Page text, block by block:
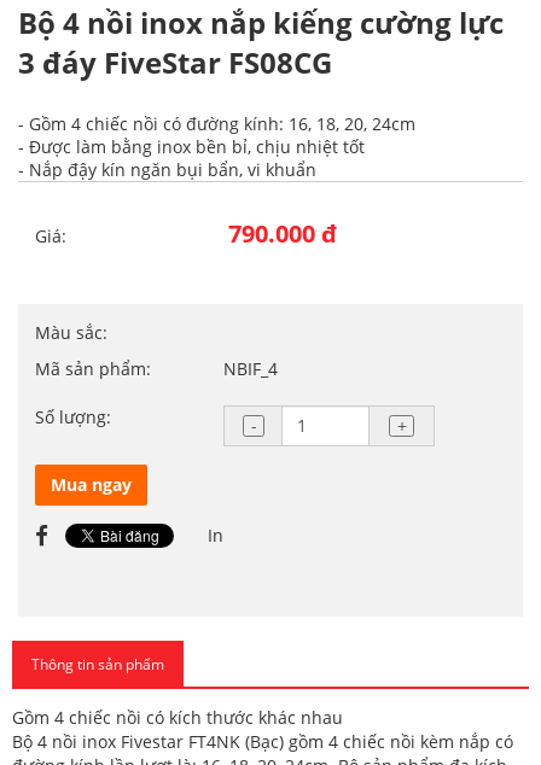
Bộ 4 nồi inox nắp kiếng cường lực
3 đáy FiveStar FS08CG
- Gồm 4 chiếc nồi có đường kính: 16, 18, 20, 24cm
- Được làm bằng inox bền bỉ, chịu nhiệt tốt
- Nắp đậy kín ngăn bụi bẩn, vi khuẩn
Giá: 790.000 đ
Màu sắc:
Mã sản phẩm:
NBIF_4
Số lượng:
Mua ngay
In
Thông tin sản phẩm
Gồm 4 chiếc nồi có kích thước khác nhau
Bộ 4 nồi inox Fivestar FT4NK (Bạc) gồm 4 chiếc nồi kèm nắp có